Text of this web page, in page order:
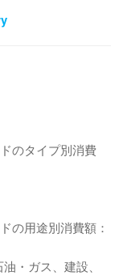
のタイプ別消費
の用途別消費額：
・ガス、建設、